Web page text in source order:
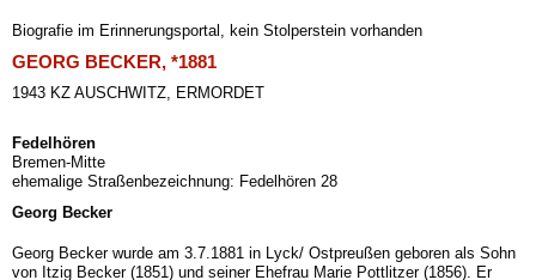
Biografie im Erinnerungsportal, kein Stolperstein vorhanden
GEORG BECKER, *1881
1943 KZ AUSCHWITZ, ERMORDET
Fedelhören
Bremen-Mitte
ehemalige Straßenbezeichnung: Fedelhören 28
Georg Becker
Georg Becker wurde am 3.7.1881 in Lyck/ Ostpreußen geboren als Sohn
von Itzig Becker (1851) und seiner Ehefrau Marie Pottlitzer (1856). Er